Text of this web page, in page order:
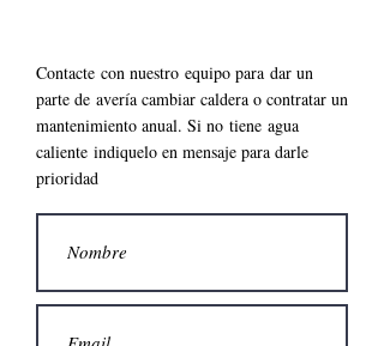
Contacte con nuestro equipo para dar un
parte de avería cambiar caldera o contratar un
mantenimiento anual. Si no tiene agua
caliente indiquelo en mensaje para darle
prioridad